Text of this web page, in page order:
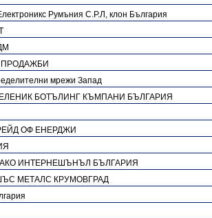
Румъния С.Р.Л, клон България
ПРОДАЖБИ
мрежи Запад
БОТЪЛИНГ КЪМПАНИ БЪЛГАРИЯ
ОФ ЕНЕРДЖИ
ИНТЕРНЕШЪНЪЛ БЪЛГАРИЯ
МЕТАЛС КРУМОВГРАД